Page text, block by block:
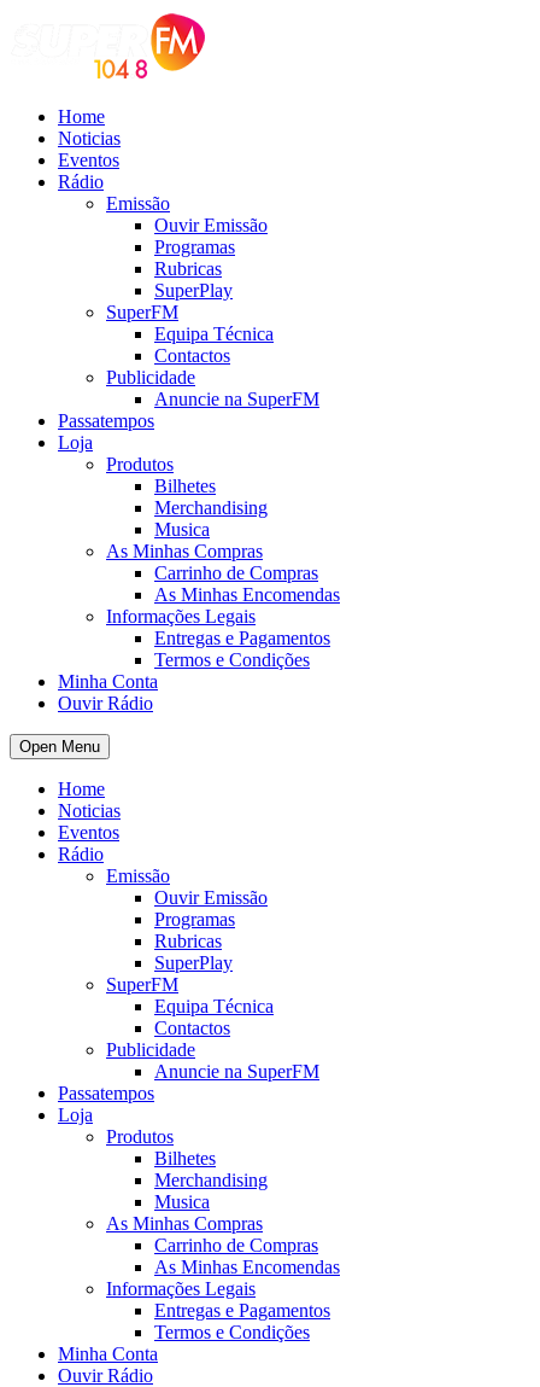
Home
Noticias
Eventos
Rádio
Emissão
Ouvir Emissão
Programas
Rubricas
SuperPlay
SuperFM
Equipa Técnica
Contactos
Publicidade
Anuncie na SuperFM
Passatempos
Loja
Produtos
Bilhetes
Merchandising
Musica
As Minhas Compras
Carrinho de Compras
As Minhas Encomendas
Informações Legais
Entregas e Pagamentos
Termos e Condições
Minha Conta
Ouvir Rádio
Open Menu
Home
Noticias
Eventos
Rádio
Emissão
Ouvir Emissão
Programas
Rubricas
SuperPlay
SuperFM
Equipa Técnica
Contactos
Publicidade
Anuncie na SuperFM
Passatempos
Loja
Produtos
Bilhetes
Merchandising
Musica
As Minhas Compras
Carrinho de Compras
As Minhas Encomendas
Informações Legais
Entregas e Pagamentos
Termos e Condições
Minha Conta
Ouvir Rádio